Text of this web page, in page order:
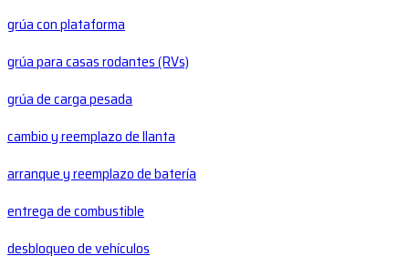
grúa con plataforma
grúa para casas rodantes (RVs)
grúa de carga pesada
cambio y reemplazo de llanta
arranque y reemplazo de batería
entrega de combustible
desbloqueo de vehículos